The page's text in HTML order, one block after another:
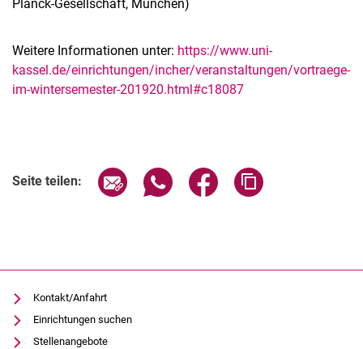
Planck-Gesellschaft, München)
Weitere Informationen unter: https://www.uni-
kassel.de/einrichtungen/incher/veranstaltungen/vortraege-
im-wintersemester-201920.html#c18087
Seite teilen: Seite über E-Mail teilen
Seite über WhatsApp teilen
Seite über Facebook
Kontakt/Anfahrt
Einrichtungen suchen
Stellenangebote